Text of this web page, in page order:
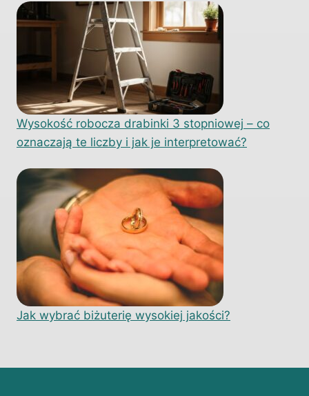
Wysokość robocza drabinki 3 stopniowej – co
oznaczają te liczby i jak je interpretować?
Jak wybrać biżuterię wysokiej jakości?